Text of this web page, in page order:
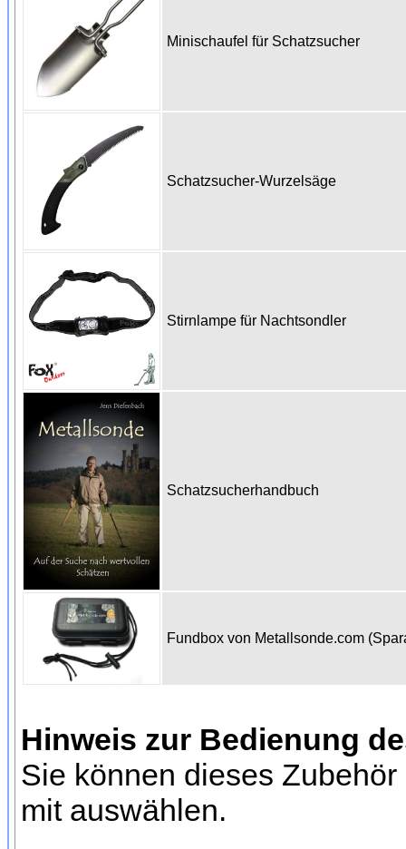
Minischaufel für Schatzsucher
Schatzsucher-Wurzelsäge
Stirnlampe für Nachtsondler
Schatzsucherhandbuch
Fundbox von Metallsonde.com
Hinweis zur Bedienung
Sie können dieses
mit auswählen.